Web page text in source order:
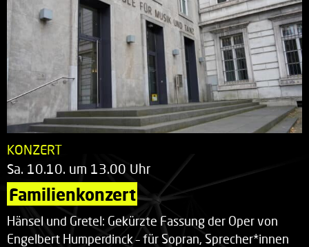
KONZERT
Sa. 10.10. um 13.00 Uhr
Familienkonzert
Hänsel und Gretel: Gekürzte Fassung der Oper von
Engelbert Humperdinck – für Sopran, Sprecher*innen